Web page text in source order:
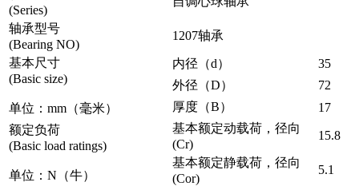
(Series)
轴承型号
(Bearing NO)
1207轴承
基本尺寸
(Basic size)
单位：mm（毫米）
内径（d）
35
外径（D）
72
厚度（B）
17
额定负荷
(Basic load ratings)
单位：N（牛）
基本额定动载荷，径向
(Cr)
15.8
基本额定静载荷，径向
(Cor)
5.1